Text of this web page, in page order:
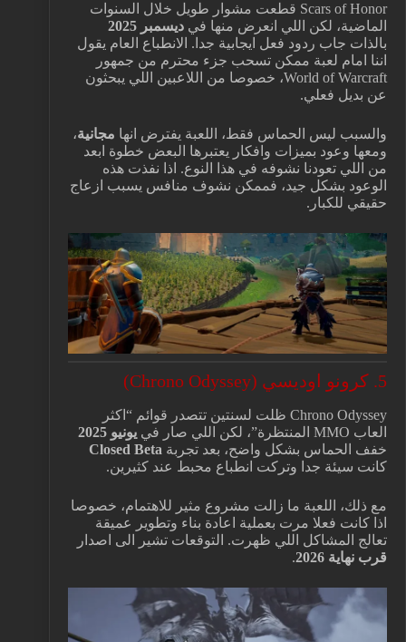
Scars of Honor قطعت مشوار طويل خلال السنوات
الماضية، لكن اللي انعرض منها في ديسمبر 2025
بالذات جاب ردود فعل ايجابية جدا. الانطباع العام يقول
اننا امام لعبة ممكن تسحب جزء محترم من جمهور
World of Warcraft، خصوصا من اللاعبين اللي يبحثون
عن بديل فعلي.
والسبب ليس الحماس فقط، اللعبة يفترض انها مجانية،
ومعها وعود بميزات وافكار يعتبرها البعض خطوة ابعد
من اللي تعودنا نشوفه في هذا النوع. اذا نفذت هذه
الوعود بشكل جيد، فممكن نشوف منافس يسبب ازعاج
حقيقي للكبار.
5. كرونو اوديسي (Chrono Odyssey)
Chrono Odyssey ظلت لسنتين تتصدر قوائم “اكثر
العاب MMO المنتظرة”، لكن اللي صار في
يونيو 2025
خفف الحماس بشكل واضح، بعد تجربة Closed Beta
كانت سيئة جدا وتركت انطباع محبط عند كثيرين.
مع ذلك، اللعبة ما زالت مشروع مثير للاهتمام، خصوصا
اذا كانت فعلا مرت بعملية اعادة بناء وتطوير عميقة
تعالج المشاكل اللي ظهرت. التوقعات تشير الى اصدار
قرب نهاية 2026
.